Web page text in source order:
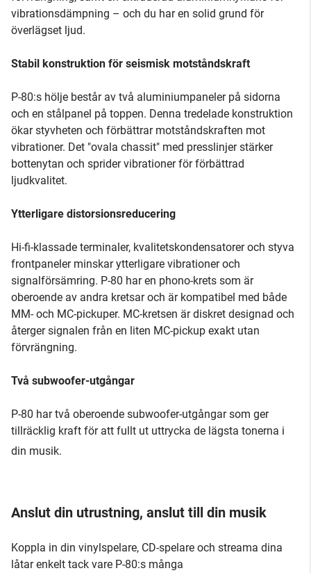
vibrationsdämpning – och du har en solid grund för
överlägset ljud.
Stabil konstruktion för seismisk motståndskraft
P-80:s hölje består av två aluminiumpaneler på sidorna
och en stålpanel på toppen. Denna tredelade konstruktion
ökar styvheten och förbättrar motståndskraften mot
vibrationer. Det "ovala chassit" med presslinjer stärker
bottenytan och sprider vibrationer för förbättrad
ljudkvalitet.
Ytterligare distorsionsreducering
Hi-fi-klassade terminaler, kvalitetskondensatorer och styva
frontpaneler minskar ytterligare vibrationer och
signalförsämring. P-80 har en phono-krets som är
oberoende av andra kretsar och är kompatibel med både
MM- och MC-pickuper. MC-kretsen är diskret designad och
återger signalen från en liten MC-pickup exakt utan
förvrängning.
Två subwoofer-utgångar
P-80 har två oberoende subwoofer-utgångar som ger
tillräcklig kraft för att fullt ut uttrycka de lägsta tonerna i
din musik.
Anslut din utrustning, anslut till din musik
Koppla in din vinylspelare, CD-spelare och streama dina
låtar enkelt tack vare P-80:s många